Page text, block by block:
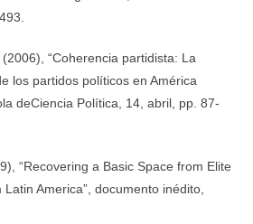
“Coherencia partidista: La
los partidos políticos en América
deCiencia Política, 14, abril, pp. 87-
“Recovering a Basic Space from Elite
America”, documento inédito,